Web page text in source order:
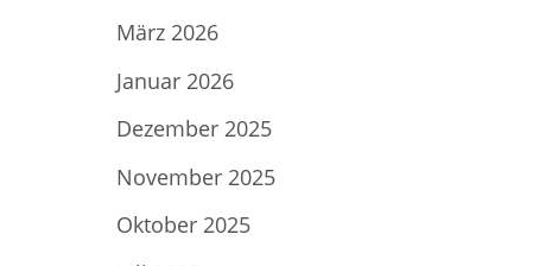
März 2026
Januar 2026
Dezember 2025
November 2025
Oktober 2025